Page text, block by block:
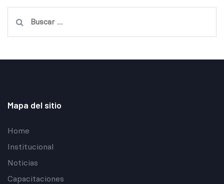
Mapa del sitio
Home
Institucional
Noticias
Capacitaciones